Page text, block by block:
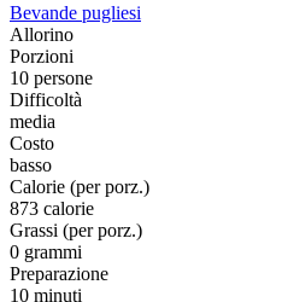
Bevande pugliesi
Allorino
Porzioni
10 persone
Difficoltà
media
Costo
basso
Calorie (per porz.)
873 calorie
Grassi (per porz.)
0 grammi
Preparazione
10 minuti